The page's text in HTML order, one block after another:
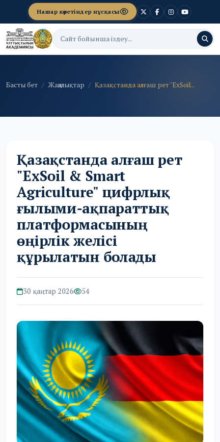
Нашар көретіндер нұсқасы
Басты бет Жаңалықтар Қазақстанда алғаш рет "ExSoil...
Қазақстанда алғаш рет
"ExSoil & Smart
Agriculture" цифрлық
ғылыми-ақпараттық
платформасының
өңірлік желісі
құрылатын болады
30 қаңтар 2026 54